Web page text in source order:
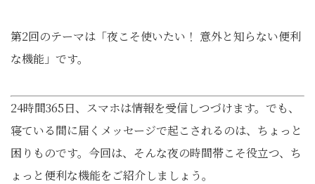
第2回のテーマは「夜こそ使いたい！ 意外と知らない便利
な機能」です。
24時間365日、スマホは情報を受信しつづけます。でも、
寝ている間に届くメッセージで起こされるのは、ちょっと
困りものです。今回は、そんな夜の時間帯こそ役立つ、ち
ょっと便利な機能をご紹介しましょう。